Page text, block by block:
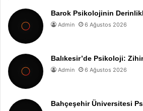
Barok Psikolojinin
Admin 6 Ağustos 2026
Balıkesir’de Psikoloji:
Admin 6 Ağustos 2026
Bahçeşehir Üniversitesi